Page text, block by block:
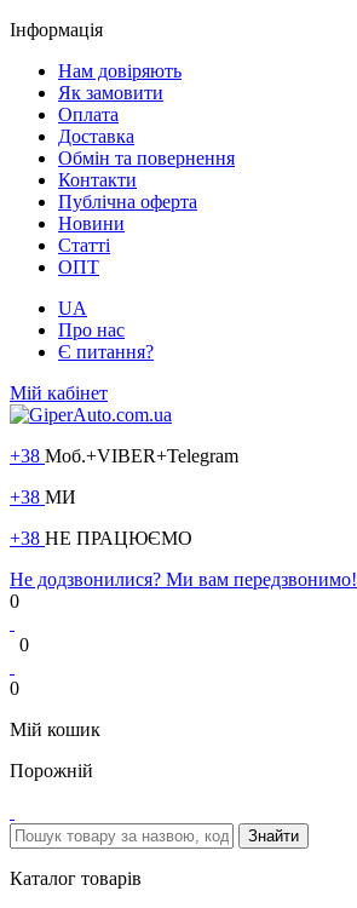
Інформація
Нам довіряють
Як замовити
Оплата
Доставка
Обмін та повернення
Контакти
Публічна оферта
Новини
Статті
ОПТ
UA
Про нас
Є питання?
Мій кабінет
+38 Моб.+VIBER+Telegram
+38 МИ
+38 НЕ ПРАЦЮЄМО
Не додзвонилися? Ми вам передзвонимо!
0
0
0
Мій кошик
Порожній
Каталог товарів